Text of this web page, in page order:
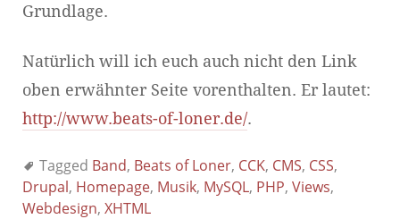
Grundlage.
Natürlich will ich euch auch nicht den Link
oben erwähnter Seite vorenthalten. Er lautet:
http://www.beats-of-loner.de/.
Tagged Band, Beats of Loner, CCK, CMS, CSS,
Drupal, Homepage, Musik, MySQL, PHP, Views,
Webdesign, XHTML